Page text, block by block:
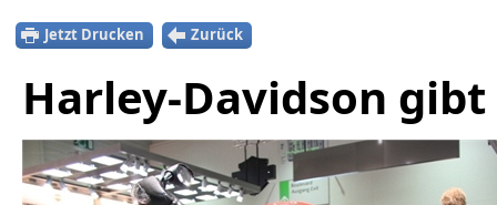
Jetzt Drucken Zurück
Harley-Davidson